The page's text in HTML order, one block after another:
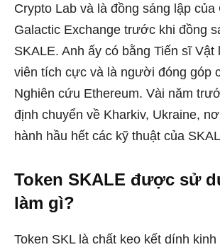
Crypto Lab và là đồng sáng lập của
Galactic Exchange trước khi đồng
SKALE. Anh ấy có bằng Tiến sĩ Vật
viên tích cực và là người đóng góp
Nghiên cứu Ethereum. Vài năm
định chuyển về Kharkiv, Ukraine,
hành hầu hết các kỹ thuật của
Token SKALE được sử
làm gì?
Token SKL là chất keo kết dính